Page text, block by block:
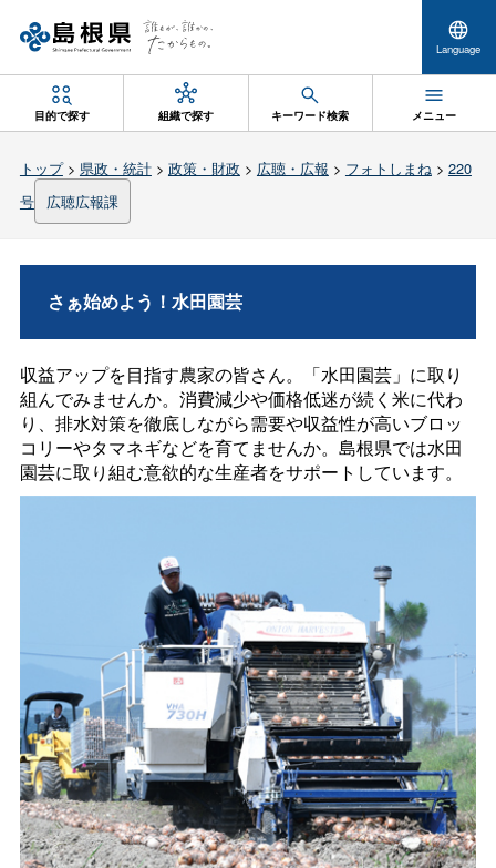
Language
目的で探す 組織で探す キーワード検索 メニュー
トップ> 県政・統計> 政策・財政 > 広聴・広報 > フォトしまね> 220
号
広聴広報課
さぁ始めよう！水田園芸
収益アップを目指す農家の皆さん。「水田園芸」に取り
組んでみませんか。消費減少や価格低迷が続く米に代わ
り、排水対策を徹底しながら需要や収益性が高いブロッ
コリーやタマネギなどを育てませんか。島根県では水田
園芸に取り組む意欲的な生産者をサポートしています。